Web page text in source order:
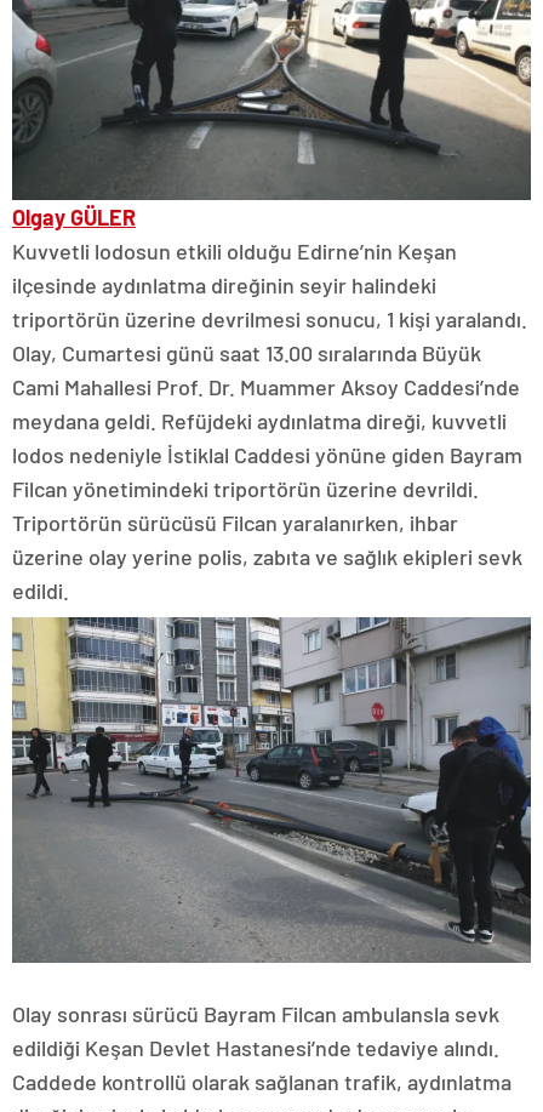
Olgay GÜLER
Kuvvetli lodosun etkili olduğu Edirne’nin Keşan
ilçesinde aydınlatma direğinin seyir halindeki
triportörün üzerine devrilmesi sonucu, 1 kişi yaralandı.
Olay, Cumartesi günü saat 13.00 sıralarında Büyük
Cami Mahallesi Prof. Dr. Muammer Aksoy Caddesi’nde
meydana geldi. Refüjdeki aydınlatma direği, kuvvetli
lodos nedeniyle İstiklal Caddesi yönüne giden Bayram
Filcan yönetimindeki triportörün üzerine devrildi.
Triportörün sürücüsü Filcan yaralanırken, ihbar
üzerine olay yerine polis, zabıta ve sağlık ekipleri sevk
edildi.
Olay sonrası sürücü Bayram Filcan ambulansla sevk
edildiği Keşan Devlet Hastanesi’nde tedaviye alındı.
Caddede kontrollü olarak sağlanan trafik, aydınlatma